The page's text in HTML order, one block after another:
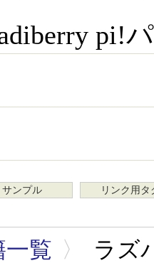
pi!
サンプル リンク用タ
一覧 〉
ラズ